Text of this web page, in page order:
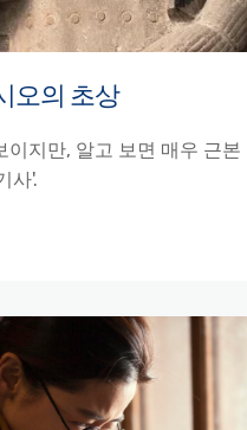
오의 초상
이지만, 알고 보면 매우 근본
사'.